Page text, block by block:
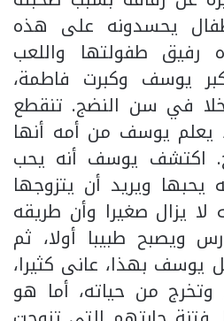
يحسدونه على هذه
رفيق طفولتها واللعب
يوسف وكبرت فاطمة،
في سن النضج. تنقطع
يعلم يوسف من أمه أنها
اكتشف يوسف أنه يحب
ويريد أن يتزوجها
لا يزال صغيرا وأن طريقه
ويصبح طبيبا أولا، ثم
يوسف بهذا، عانى كثيرا،
من حياته، أما هو